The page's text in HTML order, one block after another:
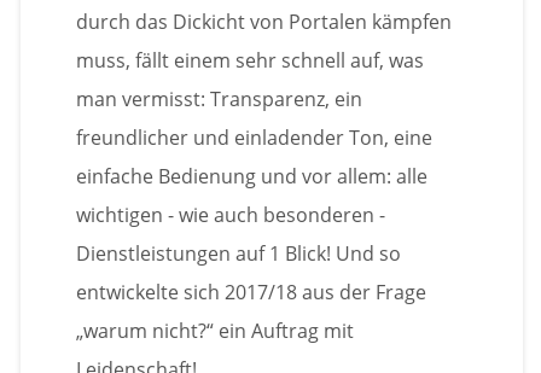
durch das Dickicht von Portalen kämpfen
muss, fällt einem sehr schnell auf, was
man vermisst: Transparenz, ein
freundlicher und einladender Ton, eine
einfache Bedienung und vor allem: alle
wichtigen - wie auch besonderen -
Dienstleistungen auf 1 Blick! Und so
entwickelte sich 2017/18 aus der Frage
„warum nicht?“ ein Auftrag mit